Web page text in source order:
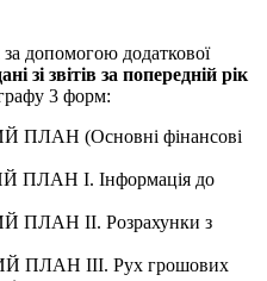
допомогою додаткової
зі звітів за попередній рік
3 форм:
(Основні фінансові
ПЛАН І. Інформація до
ІІ. Розрахунки з
ПЛАН ІІІ. Рух грошових